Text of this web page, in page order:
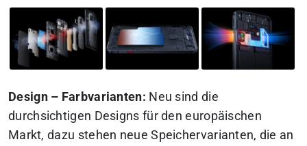
Design – Farbvarianten: Neu sind die
durchsichtigen Designs für den europäischen
Markt, dazu stehen neue Speichervarianten, die an